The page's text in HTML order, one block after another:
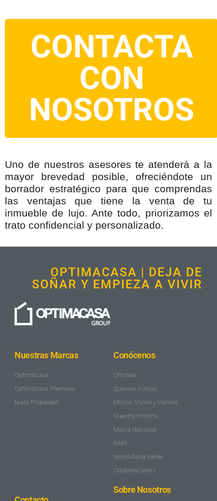
CONTACTA
CON
NOSOTROS
Uno de nuestros asesores te atenderá a la
mayor brevedad posible, ofreciéndote un
borrador estratégico para que comprendas
las ventajas que tiene la venta de tu
inmueble de lujo. Ante todo, priorizamos el
trato confidencial y personalizado.
OPTIMACASA | DEJA DE
SOÑAR Y EMPIEZA A VIVIR
Nuestras Marcas
Optimacasa
Optimacasa Premium
Nuda Propiedad
Conócenos
Oficinas
Quienes somos
Misión, Visión y Valores
Nuestra Historia
Marca Nacional
RAIN
Inmobiliaria Verde
Colaboraciones
Sobre Nosotros